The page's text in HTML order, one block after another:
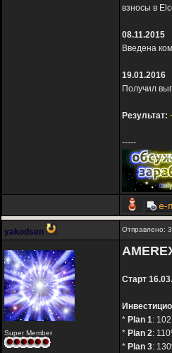
взносы в
08.11.2015
Введена
19.01.2016
Получил
Результат:
-----
yakodsen Отправлено:
Super Member
Старт
* Plan 1:
* Plan 2:
* Plan 3: